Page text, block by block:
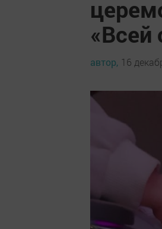
«Всей
автор, 16